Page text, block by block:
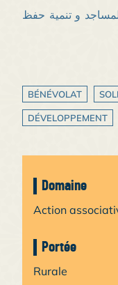
و تنمية حفظ
BÉNÉVOLAT
DÉVELOPPEMENT
Domaine
Action
Portée
Rurale